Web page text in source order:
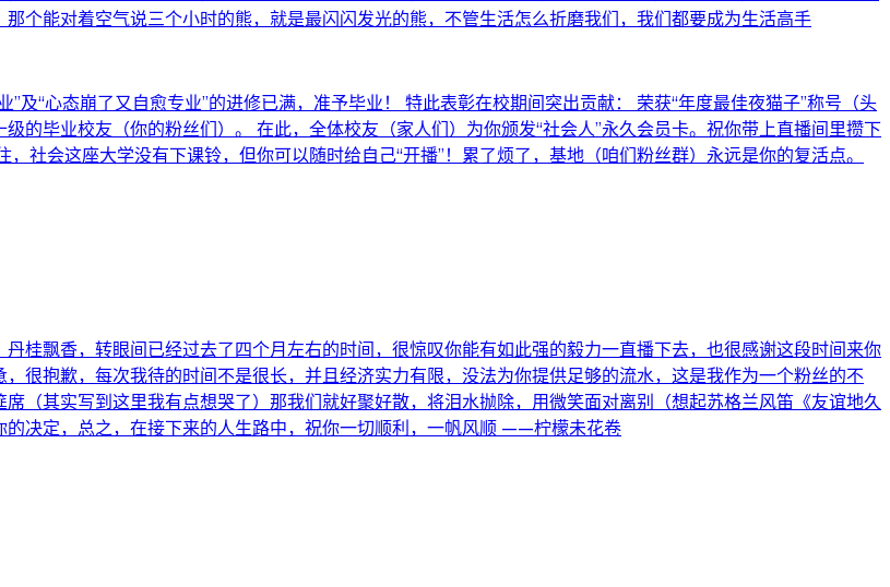
个能对着空气说三个小时的熊，就是最闪闪发光的熊，不管生活怎么折磨我们，我们都要成为生活高手
及“心态崩了又自愈专业”的进修已满，准予毕业！ 特此表彰在校期间突出贡献： 荣获“年度最佳夜猫子”称号（头
的毕业校友（你的粉丝们）。 在此，全体校友（家人们）为你颁发“社会人”永久会员卡。祝你带上直播间里攒下
社会这座大学没有下课铃，但你可以随时给自己“开播”！累了烦了，基地（咱们粉丝群）永远是你的复活点。
桂飘香，转眼间已经过去了四个月左右的时间，很惊叹你能有如此强的毅力一直播下去，也很感谢这段时间来你
很抱歉，每次我待的时间不是很长，并且经济实力有限，没法为你提供足够的流水，这是我作为一个粉丝的不
（其实写到这里我有点想哭了）那我们就好聚好散，将泪水抛除，用微笑面对离别（想起苏格兰风笛《友谊地久
决定，总之，在接下来的人生路中，祝你一切顺利，一帆风顺 ——柠檬未花卷